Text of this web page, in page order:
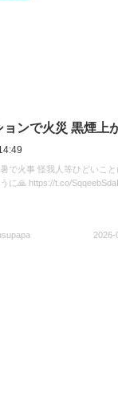
ンで火災 黒煙上
暑で火事 怪我人等ひどいこと
に🙏 https://t.co/SqqeebSdaI
2026-